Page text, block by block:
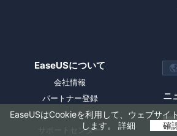
EaseUSはCookieを利用して、ウェブサイ
します。 詳細 確
EaseUSについて
会社情報
パートナー登録
リセラー一覧
サポートセンター
ニ